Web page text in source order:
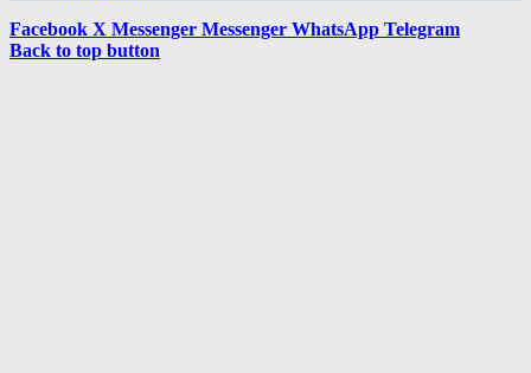
Facebook X Messenger Messenger WhatsApp Telegram
Back to top button